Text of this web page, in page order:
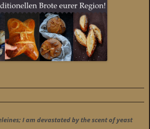
I am devastated by the scent of yeast